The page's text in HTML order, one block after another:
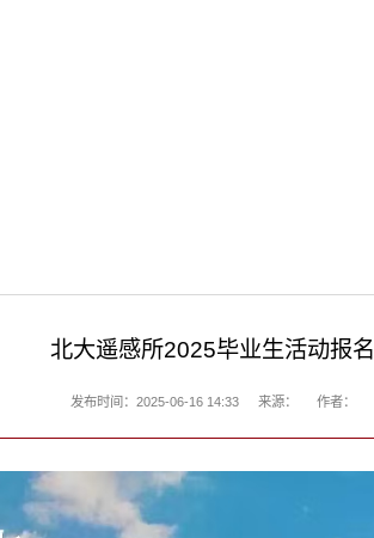
北大遥感所2025毕业生活动报名
发布时间：2025-06-16 14:33 来源： 作者：